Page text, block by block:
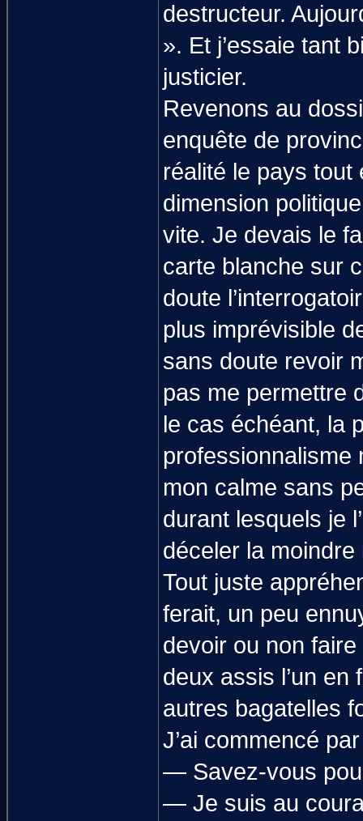
destructeur.
». Et j’essaie tant
justicier.
Revenons au
enquête de
réalité le pays tout
dimension
vite. Je devais le
carte blanche sur
doute
plus imprévisible
sans doute revoir
pas me permettre
le cas échéant, la
professionnalisme
mon calme sans
durant lesquels je
déceler la
Tout juste
ferait, un peu
devoir ou non
deux assis l’un en
autres bagatelles
J’ai commencé
— Savez-vous
— Je suis au